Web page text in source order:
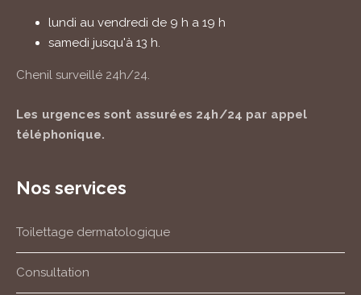
lundi au vendredi de 9 h a 19 h
samedi jusqu'à 13 h.
Chenil surveillé 24h/24.
Les urgences sont assurées 24h/24 par appel
téléphonique.
Nos services
Toilettage dermatologique
Consultation